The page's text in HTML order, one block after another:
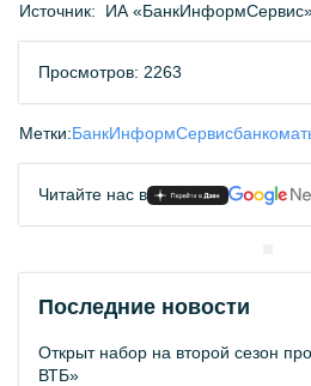
Источник: ИА
Просмотров: 2263
Метки:БанкИнформСервис
Читайте нас в
Последние новости
Открыт набор на второй сезон
ВТБ»